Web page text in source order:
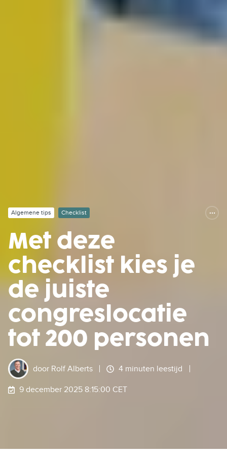
Algemene tips Checklist
Met deze
checklist kies je
de juiste
congreslocatie
tot 200 personen
door Rolf Alberts 4 minuten leestijd
9 december 2025 8:15:00 CET